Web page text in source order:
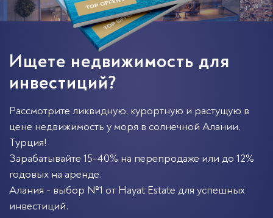
Ищете недвижимость для
инвестиций?
Рассмотрите ликвидную, курортную и растущую в
цене недвижимость у моря в солнечной Алании,
Турция!
Зарабатывайте 15-40% на перепродаже или до 12%
годовых на аренде.
Алания - выбор №1 от Hayat Estate для успешных
инвестиций.